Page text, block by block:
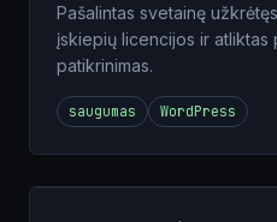
Pašalintas svetainę
įskiepių licencijos ir atliktas
patikrinimas.
saugumas WordPress